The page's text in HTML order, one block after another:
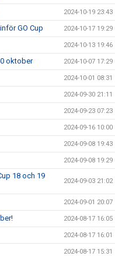
2024-10-19 23:43
GO Cup 2024-10-17 19:29
2024-10-13 19:46
oktober 2024-10-07 17:29
2024-10-01 08:31
2024-09-30 21:11
2024-09-23 07:23
2024-09-16 10:00
2024-09-08 19:43
2024-09-08 19:29
18 och 19
2024-09-03 21:02
2024-09-01 20:07
2024-08-17 16:05
2024-08-17 16:01
2024-08-17 15:31